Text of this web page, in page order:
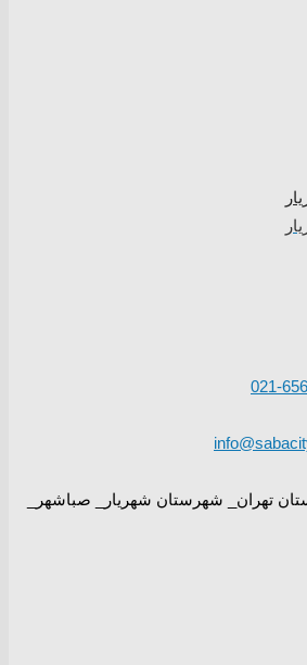
تهران_ شهرستان شهریار_ صباشهر_